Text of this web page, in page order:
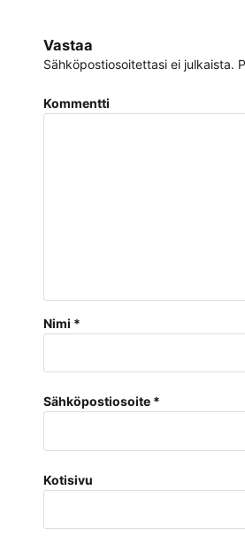
Vastaa
Sähköpostiosoitettasi ei julkaista.
Kommentti
Nimi *
Sähköpostiosoite *
Kotisivu